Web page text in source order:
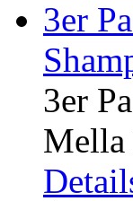
3er
Mella